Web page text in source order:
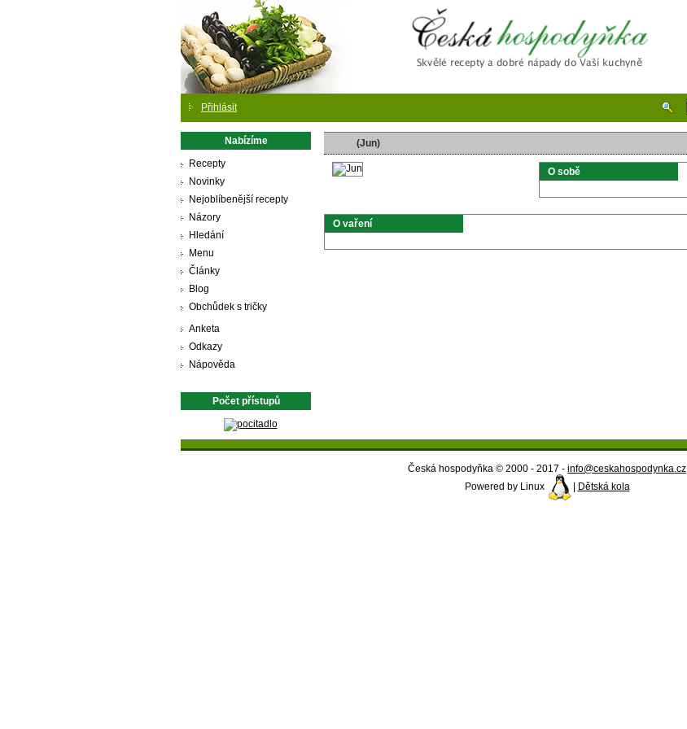
Česká hospodyňka
Přihlásit
Nabízíme
Recepty
Novinky
Nejoblíbenější recepty
Názory
Hledání
Menu
Články
Blog
Obchůdek s tričky
Anketa
Odkazy
Nápověda
Počet přístupů
(Jun)
O sobě
O vaření
Česká hospodyňka © 2000 - 2017 - info@ceskahospodynka.cz
Powered by Linux
Dětská kola